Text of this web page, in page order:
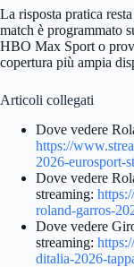
La risposta pratica
match è programmato
HBO Max Sport o
copertura più ampia
Articoli collegati
Dove vedere
https://
2026-eurosport-
Dove vedere
streaming:
roland-garros-
Dove vedere
streaming:
ditalia-2026-